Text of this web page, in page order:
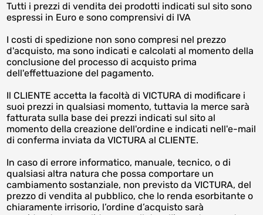
Tutti i prezzi di vendita dei prodotti indicati sul sito sono
espressi in Euro e sono comprensivi di IVA
I costi di spedizione non sono compresi nel prezzo
d'acquisto, ma sono indicati e calcolati al momento della
conclusione del processo di acquisto prima
dell'effettuazione del pagamento.
Il CLIENTE accetta la facoltà di VICTURA di modificare i
suoi prezzi in qualsiasi momento, tuttavia la merce sarà
fatturata sulla base dei prezzi indicati sul sito al
momento della creazione dell'ordine e indicati nell'e-mail
di conferma inviata da VICTURA al CLIENTE.
In caso di errore informatico, manuale, tecnico, o di
qualsiasi altra natura che possa comportare un
cambiamento sostanziale, non previsto da VICTURA, del
prezzo di vendita al pubblico, che lo renda esorbitante o
chiaramente irrisorio, l’ordine d’acquisto sarà